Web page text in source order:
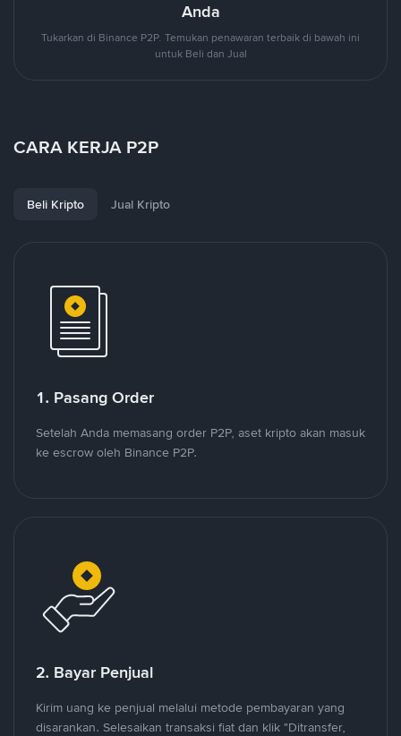
Anda
Tukarkan di Binance P2P. Temukan penawaran terbaik di bawah ini
untuk Beli dan Jual
CARA KERJA P2P
Beli Kripto Jual Kripto
1. Pasang Order
Setelah Anda memasang order P2P, aset kripto akan masuk
ke escrow oleh Binance P2P.
2. Bayar Penjual
Kirim uang ke penjual melalui metode pembayaran yang
disarankan. Selesaikan transaksi fiat dan klik "Ditransfer,